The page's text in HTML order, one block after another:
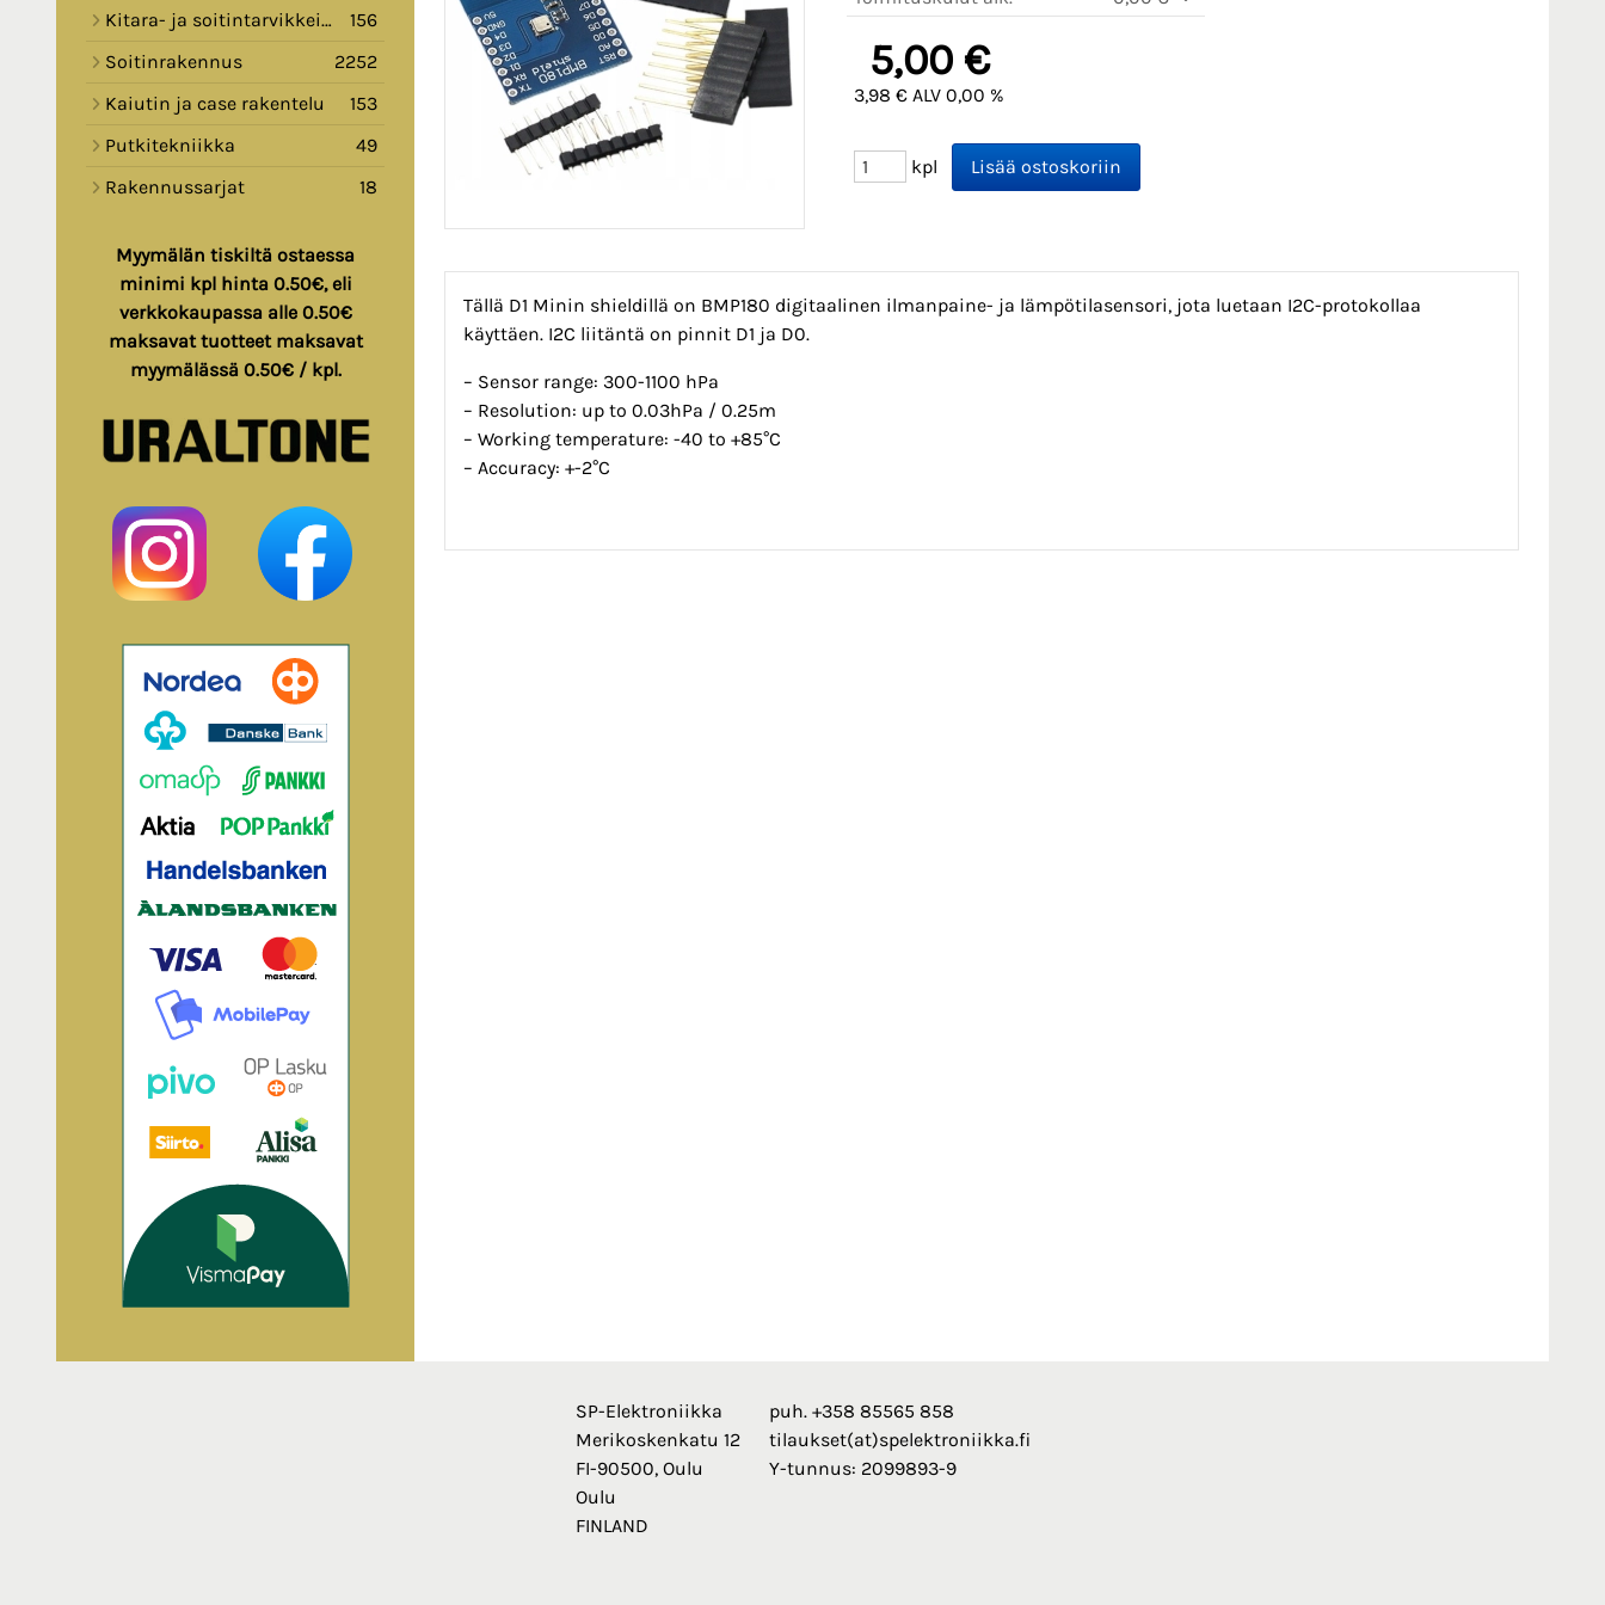
Kitara- ja soitintarvikkeita
156
Soitinrakennus
2252
Kaiutin ja case rakentelu
153
Putkitekniikka
49
Rakennussarjat
18
Myymälän tiskiltä ostaessa
minimi kpl hinta 0.50€, eli
verkkokaupassa alle 0.50€
maksavat tuotteet maksavat
myymälässä 0.50€ / kpl.
5,00 €
3,98 € ALV 0,00 %
kpl
Tällä D1 Minin shieldillä on BMP180 digitaalinen ilmanpaine- ja lämpötilasensori, jota luetaan I2C-protokollaa
käyttäen. I2C liitäntä on pinnit D1 ja D0.
– Sensor range: 300-1100 hPa
– Resolution: up to 0.03hPa / 0.25m
– Working temperature: -40 to +85°C
– Accuracy: +-2°C
SP-Elektroniikka
Merikoskenkatu 12
FI-90500, Oulu
Oulu
FINLAND
puh. +358 85565 858
tilaukset(at)spelektroniikka.fi
Y-tunnus: 2099893-9